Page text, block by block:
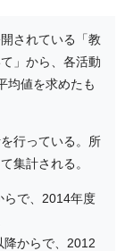
されている「教
」から、各活動
均値を求めたも
行っている。所
集計される。
らで、2014年度
降からで、2012